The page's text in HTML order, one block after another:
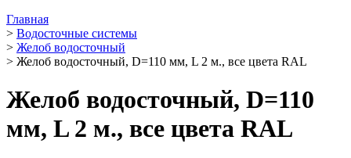
Главная
> Водосточные системы
> Желоб водосточный
> Желоб водосточный, D=110 мм, L 2 м., все цвета RAL
Желоб водосточный, D=110
мм, L 2 м., все цвета RAL